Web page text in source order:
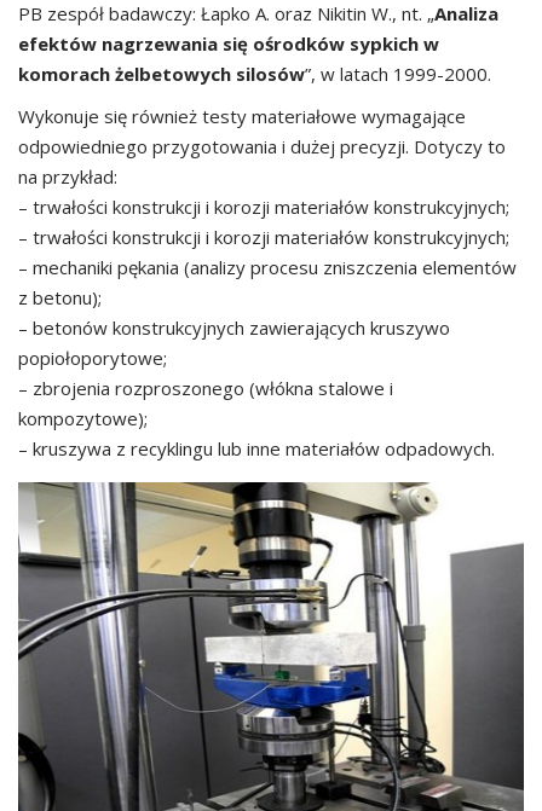
PB zespół badawczy: Łapko A. oraz Nikitin W., nt. „Analiza
efektów nagrzewania się ośrodków sypkich w
komorach żelbetowych silosów”, w latach 1999-2000.
Wykonuje się również testy materiałowe wymagające
odpowiedniego przygotowania i dużej precyzji. Dotyczy to
na przykład:
– trwałości konstrukcji i korozji materiałów konstrukcyjnych;
– trwałości konstrukcji i korozji materiałów konstrukcyjnych;
– mechaniki pękania (analizy procesu zniszczenia elementów
z betonu);
– betonów konstrukcyjnych zawierających kruszywo
popiołoporytowe;
– zbrojenia rozproszonego (włókna stalowe i
kompozytowe);
– kruszywa z recyklingu lub inne materiałów odpadowych.